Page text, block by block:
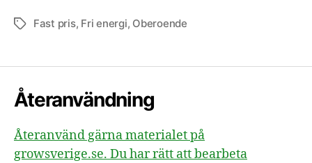
EtiketterFast pris, Fri energi, Oberoende
Återanvändning
Återanvänd gärna materialet på
growsverige.se. Du har rätt att bearbeta